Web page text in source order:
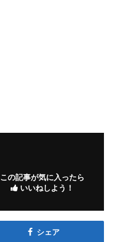
この記事が気に入ったら
いいねしよう！
シェア